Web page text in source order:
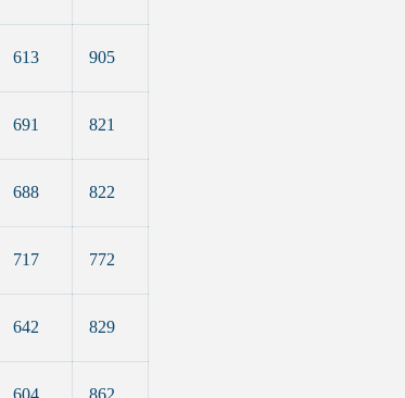
613 905
691 821
688 822
717 772
642 829
604 862